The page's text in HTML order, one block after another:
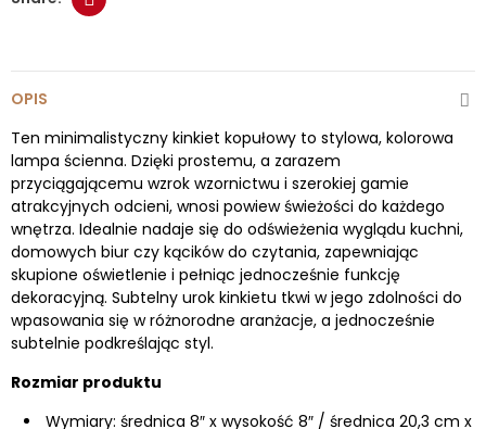
OPIS
Ten minimalistyczny kinkiet kopułowy to stylowa, kolorowa
lampa ścienna. Dzięki prostemu, a zarazem
przyciągającemu wzrok wzornictwu i szerokiej gamie
atrakcyjnych odcieni, wnosi powiew świeżości do każdego
wnętrza. Idealnie nadaje się do odświeżenia wyglądu kuchni,
domowych biur czy kącików do czytania, zapewniając
skupione oświetlenie i pełniąc jednocześnie funkcję
dekoracyjną. Subtelny urok kinkietu tkwi w jego zdolności do
wpasowania się w różnorodne aranżacje, a jednocześnie
subtelnie podkreślając styl.
Rozmiar produktu
Wymiary: średnica 8″ x wysokość 8″ / średnica 20,3 cm x